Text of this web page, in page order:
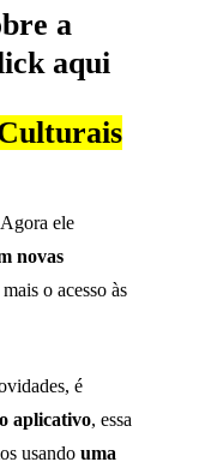
a
aqui
ele
novas
o acesso às
é
aplicativo, essa
usando uma